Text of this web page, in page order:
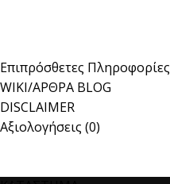
Επιπρόσθετες Πληροφορίες
WIKI/ΑΡΘΡΑ BLOG
DISCLAIMER
Αξιολογήσεις (0)